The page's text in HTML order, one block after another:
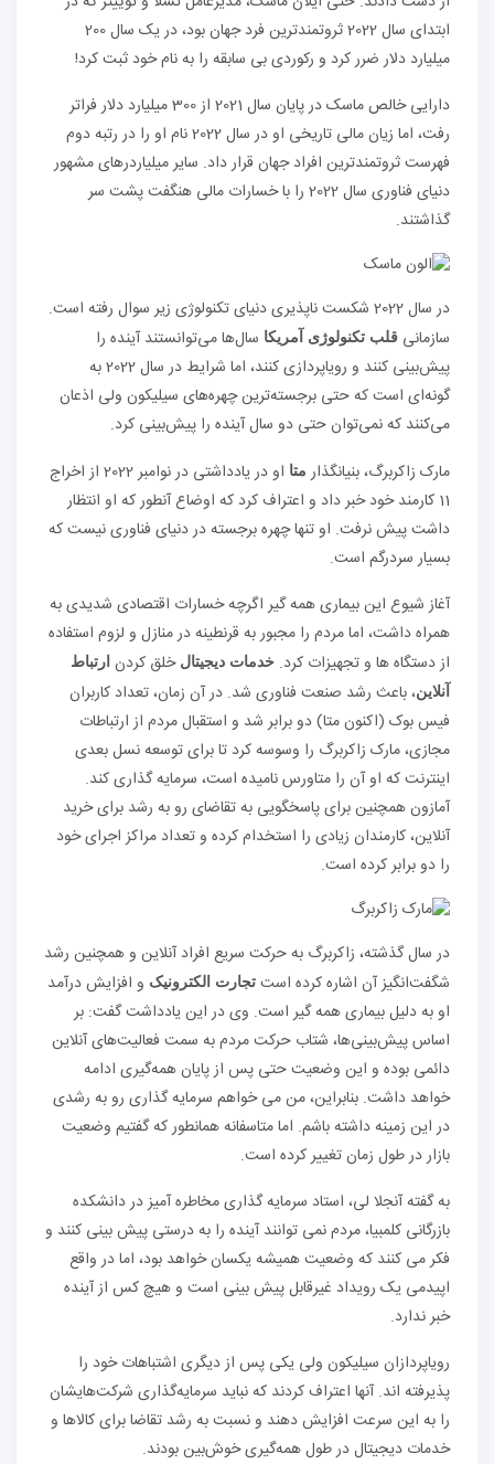
ابتدای سال 2022 ثروتمندترین فرد جهان بود، در یک سال 200
میلیارد دلار ضرر کرد و رکوردی بی سابقه را به نام خود ثبت کرد!
دارایی خالص ماسک در پایان سال 2021 از 300 میلیارد دلار فراتر
رفت، اما زیان مالی تاریخی او در سال 2022 نام او را در رتبه دوم
فهرست ثروتمندترین افراد جهان قرار داد. سایر میلیاردرهای مشهور
دنیای فناوری سال 2022 را با خسارات مالی هنگفت پشت سر
گذاشتند.
در سال 2022 شکست ناپذیری دنیای تکنولوژی زیر سوال رفته است.
سازمانی قلب تکنولوژی آمریکا سال‌ها می‌توانستند آینده را
پیش‌بینی کنند و رویاپردازی کنند، اما شرایط در سال 2022 به
گونه‌ای است که حتی برجسته‌ترین چهره‌های سیلیکون ولی اذعان
می‌کنند که نمی‌توان حتی دو سال آینده را پیش‌بینی کرد.
مارک زاکربرگ، بنیانگذار متا
او در یادداشتی در نوامبر 2022 از اخراج
11 کارمند خود خبر داد و اعتراف کرد که اوضاع آنطور که او انتظار
داشت پیش نرفت. او تنها چهره برجسته در دنیای فناوری نیست که
بسیار سردرگم است.
آغاز شیوع این بیماری همه گیر اگرچه خسارات اقتصادی شدیدی به
همراه داشت، اما مردم را مجبور به قرنطینه در منازل و لزوم استفاده
از دستگاه ها و تجهیزات کرد. خدمات دیجیتال خلق كردن ارتباط
آنلاین، باعث رشد صنعت فناوری شد. در آن زمان، تعداد کاربران
فیس بوک (اکنون متا) دو برابر شد و استقبال مردم از ارتباطات
مجازی، مارک زاکربرگ را وسوسه کرد تا برای توسعه نسل بعدی
اینترنت که او آن را متاورس نامیده است، سرمایه گذاری کند.
آمازون همچنین برای پاسخگویی به تقاضای رو به رشد برای خرید
آنلاین، کارمندان زیادی را استخدام کرده و تعداد مراکز اجرای خود
را دو برابر کرده است.
در سال گذشته، زاکربرگ به حرکت سریع افراد آنلاین و همچنین رشد
شگفت‌انگیز آن اشاره کرده است تجارت الکترونیک و افزایش درآمد
او به دلیل بیماری همه گیر است. وی در این یادداشت گفت: بر
اساس پیش‌بینی‌ها، شتاب حرکت مردم به سمت فعالیت‌های آنلاین
دائمی بوده و این وضعیت حتی پس از پایان همه‌گیری ادامه
خواهد داشت. بنابراین، من می خواهم سرمایه گذاری رو به رشدی
در این زمینه داشته باشم. اما متاسفانه همانطور که گفتیم وضعیت
بازار در طول زمان تغییر کرده است.
به گفته آنجلا لی، استاد سرمایه گذاری مخاطره آمیز در دانشکده
بازرگانی کلمبیا، مردم نمی توانند آینده را به درستی پیش بینی کنند و
فکر می کنند که وضعیت همیشه یکسان خواهد بود، اما در واقع
اپیدمی یک رویداد غیرقابل پیش بینی است و هیچ کس از آینده
خبر ندارد.
رویاپردازان سیلیکون ولی یکی پس از دیگری اشتباهات خود را
پذیرفته اند. آنها اعتراف کردند که نباید سرمایه‌گذاری شرکت‌هایشان
را به این سرعت افزایش دهند و نسبت به رشد تقاضا برای کالاها و
خدمات دیجیتال در طول همه‌گیری خوش‌بین بودند.